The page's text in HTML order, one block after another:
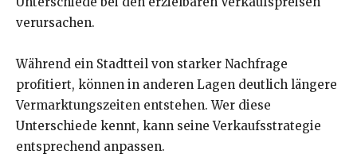
verursachen.
Während ein Stadtteil von starker Nachfrage
profitiert, können in anderen Lagen deutlich längere
Vermarktungszeiten entstehen. Wer diese
Unterschiede kennt, kann seine Verkaufsstrategie
entsprechend anpassen.